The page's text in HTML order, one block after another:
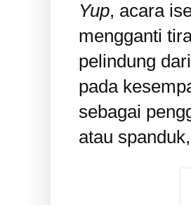
Yup, acara
mengganti
pelindung
pada
sebagai
atau spanduk,